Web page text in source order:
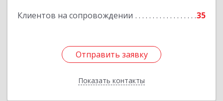
Клиентов на сопровождении 35
Отправить заявку
Показать контакты
Отправить заявку
Назад